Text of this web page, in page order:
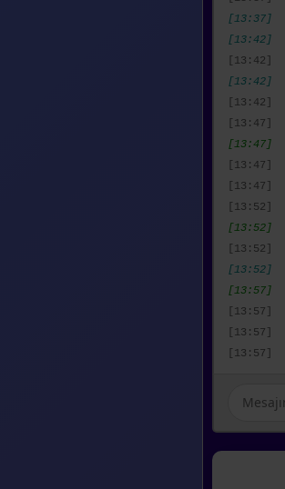
[13:37]
[13:42]
[13:42]
[13:42]
[13:42]
[13:47]
[13:47]
[13:47]
[13:47]
[13:52]
[13:52]
[13:52]
[13:52]
[13:57]
[13:57]
[13:57]
[13:57]